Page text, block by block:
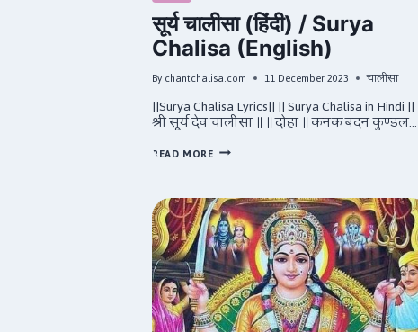
सूर्य चालीसा (हिंदी) / Surya
Chalisa (English)
Bychantchalisa.com 11 December 2023 चालीसा
||Surya Chalisa Lyrics|| || Surya Chalisa in Hindi ||
श्री सूर्य देव चालीसा ॥ ॥ दोहा ॥ कनक बदन कुण्डल…
READ MOREसूर्य
चालीसा
SURYA
CHALISA
(ENGLISH)